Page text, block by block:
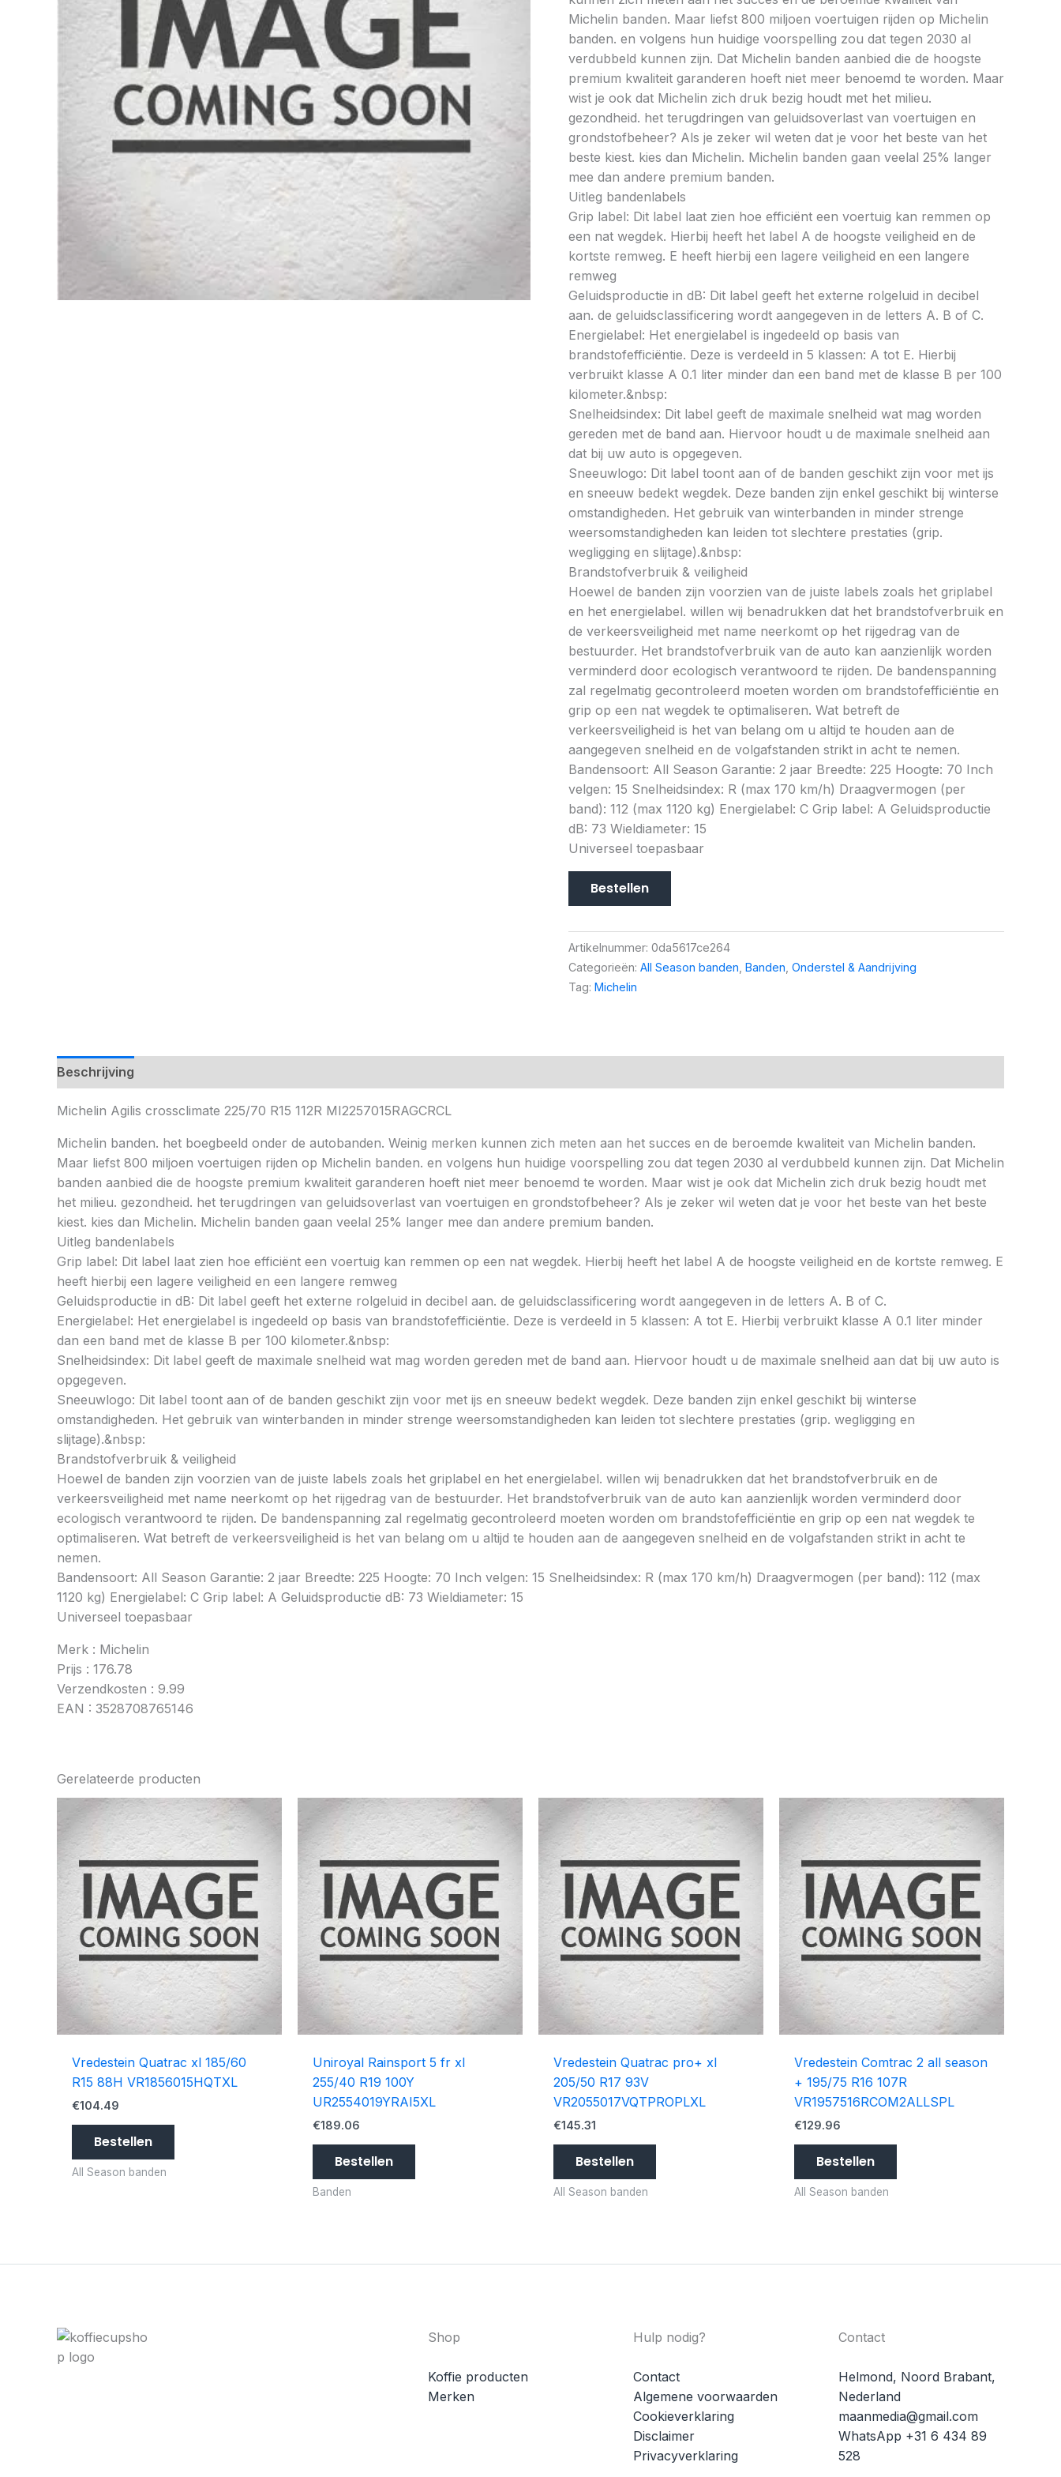
Michelin banden. Maar liefst 800 miljoen voertuigen rijden op Michelin
banden. en volgens hun huidige voorspelling zou dat tegen 2030 al
verdubbeld kunnen zijn. Dat Michelin banden aanbied die de hoogste
premium kwaliteit garanderen hoeft niet meer benoemd te worden. Maar
wist je ook dat Michelin zich druk bezig houdt met het milieu.
gezondheid. het terugdringen van geluidsoverlast van voertuigen en
grondstofbeheer? Als je zeker wil weten dat je voor het beste van het
beste kiest. kies dan Michelin. Michelin banden gaan veelal 25% langer
mee dan andere premium banden.
Uitleg bandenlabels
Grip label: Dit label laat zien hoe efficiënt een voertuig kan remmen op
een nat wegdek. Hierbij heeft het label A de hoogste veiligheid en de
kortste remweg. E heeft hierbij een lagere veiligheid en een langere
remweg
Geluidsproductie in dB: Dit label geeft het externe rolgeluid in decibel
aan. de geluidsclassificering wordt aangegeven in de letters A. B of C.
Energielabel: Het energielabel is ingedeeld op basis van
brandstofefficiëntie. Deze is verdeeld in 5 klassen: A tot E. Hierbij
verbruikt klasse A 0.1 liter minder dan een band met de klasse B per 100
kilometer.&nbsp:
Snelheidsindex: Dit label geeft de maximale snelheid wat mag worden
gereden met de band aan. Hiervoor houdt u de maximale snelheid aan
dat bij uw auto is opgegeven.
Sneeuwlogo: Dit label toont aan of de banden geschikt zijn voor met ijs
en sneeuw bedekt wegdek. Deze banden zijn enkel geschikt bij winterse
omstandigheden. Het gebruik van winterbanden in minder strenge
weersomstandigheden kan leiden tot slechtere prestaties (grip.
wegligging en slijtage).&nbsp:
Brandstofverbruik & veiligheid
Hoewel de banden zijn voorzien van de juiste labels zoals het griplabel
en het energielabel. willen wij benadrukken dat het brandstofverbruik en
de verkeersveiligheid met name neerkomt op het rijgedrag van de
bestuurder. Het brandstofverbruik van de auto kan aanzienlijk worden
verminderd door ecologisch verantwoord te rijden. De bandenspanning
zal regelmatig gecontroleerd moeten worden om brandstofefficiëntie en
grip op een nat wegdek te optimaliseren. Wat betreft de
verkeersveiligheid is het van belang om u altijd te houden aan de
aangegeven snelheid en de volgafstanden strikt in acht te nemen.
Bandensoort: All Season Garantie: 2 jaar Breedte: 225 Hoogte: 70 Inch
velgen: 15 Snelheidsindex: R (max 170 km/h) Draagvermogen (per
band): 112 (max 1120 kg) Energielabel: C Grip label: A Geluidsproductie
dB: 73 Wieldiameter: 15
Universeel toepasbaar
Bestellen
Artikelnummer: 0da5617ce264
Categorieën: All Season banden Banden Onderstel & Aandrijving
Tag: Michelin
Beschrijving
Michelin Agilis crossclimate 225/70 R15 112R MI2257015RAGCRCL
Michelin banden. het boegbeeld onder de autobanden. Weinig merken kunnen zich meten aan het succes en de beroemde kwaliteit van Michelin banden.
Maar liefst 800 miljoen voertuigen rijden op Michelin banden. en volgens hun huidige voorspelling zou dat tegen 2030 al verdubbeld kunnen zijn. Dat Michelin
banden aanbied die de hoogste premium kwaliteit garanderen hoeft niet meer benoemd te worden. Maar wist je ook dat Michelin zich druk bezig houdt met
het milieu. gezondheid. het terugdringen van geluidsoverlast van voertuigen en grondstofbeheer? Als je zeker wil weten dat je voor het beste van het beste
kiest. kies dan Michelin. Michelin banden gaan veelal 25% langer mee dan andere premium banden.
Uitleg bandenlabels
Grip label: Dit label laat zien hoe efficiënt een voertuig kan remmen op een nat wegdek. Hierbij heeft het label A de hoogste veiligheid en de kortste remweg. E
heeft hierbij een lagere veiligheid en een langere remweg
Geluidsproductie in dB: Dit label geeft het externe rolgeluid in decibel aan. de geluidsclassificering wordt aangegeven in de letters A. B of C.
Energielabel: Het energielabel is ingedeeld op basis van brandstofefficiëntie. Deze is verdeeld in 5 klassen: A tot E. Hierbij verbruikt klasse A 0.1 liter minder
dan een band met de klasse B per 100 kilometer.&nbsp:
Snelheidsindex: Dit label geeft de maximale snelheid wat mag worden gereden met de band aan. Hiervoor houdt u de maximale snelheid aan dat bij uw auto is
opgegeven.
Sneeuwlogo: Dit label toont aan of de banden geschikt zijn voor met ijs en sneeuw bedekt wegdek. Deze banden zijn enkel geschikt bij winterse
omstandigheden. Het gebruik van winterbanden in minder strenge weersomstandigheden kan leiden tot slechtere prestaties (grip. wegligging en
slijtage).&nbsp:
Brandstofverbruik & veiligheid
Hoewel de banden zijn voorzien van de juiste labels zoals het griplabel en het energielabel. willen wij benadrukken dat het brandstofverbruik en de
verkeersveiligheid met name neerkomt op het rijgedrag van de bestuurder. Het brandstofverbruik van de auto kan aanzienlijk worden verminderd door
ecologisch verantwoord te rijden. De bandenspanning zal regelmatig gecontroleerd moeten worden om brandstofefficiëntie en grip op een nat wegdek te
optimaliseren. Wat betreft de verkeersveiligheid is het van belang om u altijd te houden aan de aangegeven snelheid en de volgafstanden strikt in acht te
nemen.
Bandensoort: All Season Garantie: 2 jaar Breedte: 225 Hoogte: 70 Inch velgen: 15 Snelheidsindex: R (max 170 km/h) Draagvermogen (per band): 112 (max
1120 kg) Energielabel: C Grip label: A Geluidsproductie dB: 73 Wieldiameter: 15
Universeel toepasbaar
Merk : Michelin
Prijs : 176.78
Verzendkosten : 9.99
EAN : 3528708765146
Gerelateerde producten
Vredestein Quatrac xl 185/60
R15 88H VR1856015HQTXL
€104.49
Bestellen
All Season banden
Uniroyal Rainsport 5 fr xl
255/40 R19 100Y
UR2554019YRAI5XL
€189.06
Bestellen
Banden
Vredestein Quatrac pro+ xl
205/50 R17 93V
VR2055017VQTPROPLXL
€145.31
Bestellen
All Season banden
Vredestein Comtrac 2 all season
+ 195/75 R16 107R
VR1957516RCOM2ALLSPL
€129.96
Bestellen
All Season banden
Shop
Koffie producten
Merken
Hulp nodig?
Contact
Algemene voorwaarden
Cookieverklaring
Disclaimer
Privacyverklaring
Contact
Helmond, Noord Brabant,
Nederland
maanmedia@gmail.com
WhatsApp +31 6 434 89
528